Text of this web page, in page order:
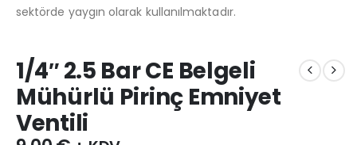
sektörde yaygın olarak kullanılmaktadır.
1/4″ 2.5 Bar CE Belgeli
Mühürlü Pirinç Emniyet
Ventili